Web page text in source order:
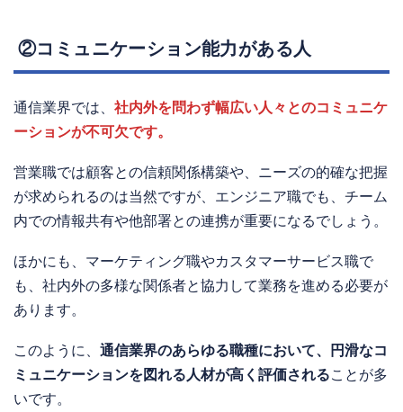
②コミュニケーション能力がある人
通信業界では、 社内外を問わず幅広い人々とのコミュニケ
ーションが不可欠です。
営業職では顧客との信頼関係構築や、ニーズの的確な把握
が求められるのは当然ですが、エンジニア職でも、チーム
内での情報共有や他部署との連携が重要になるでしょう。
ほかにも、マーケティング職やカスタマーサービス職で
も、社内外の多様な関係者と協力して業務を進める必要が
あります。
このように、 通信業界のあらゆる職種において、円滑なコ
ミュニケーションを図れる人材が高く評価されることが多
いです。